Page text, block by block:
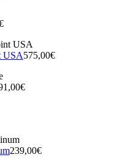
USA575,00€
239,00€